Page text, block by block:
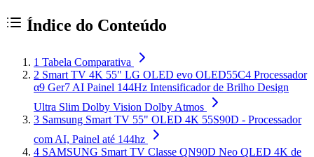
Índice do Conteúdo
1 Tabela Comparativa
2 Smart TV 4K 55" LG OLED evo OLED55C4 Processador
α9 Ger7 AI Painel 144Hz Intensificador de Brilho Design
Ultra Slim Dolby Vision Dolby Atmos
3 Samsung Smart TV 55" OLED 4K 55S90D - Processador
com AI, Painel até 144hz
4 SAMSUNG Smart TV Classe QN90D Neo QLED 4K de